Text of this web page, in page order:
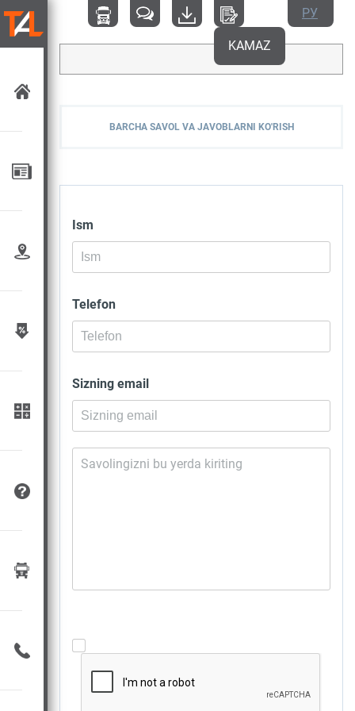
KAMAZ
РУ
BARCHA SAVOL VA JAVOBLARNI KO'RISH
Ism
Telefon
Sizning email